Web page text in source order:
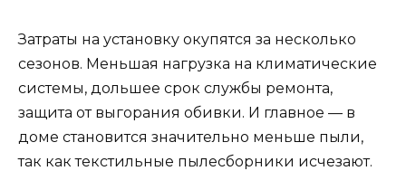
Затраты на установку окупятся за несколько
сезонов. Меньшая нагрузка на климатические
системы, дольшее срок службы ремонта,
защита от выгорания обивки. И главное — в
доме становится значительно меньше пыли,
так как текстильные пылесборники исчезают.